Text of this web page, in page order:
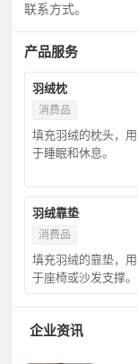
联系方式。
产品服务
羽绒枕
消费品
填充羽绒的枕头，用
于睡眠和休息。
羽绒靠垫
消费品
填充羽绒的靠垫，用
于座椅或沙发支撑。
企业资讯